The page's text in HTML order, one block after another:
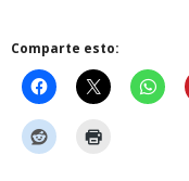
Comparte esto: